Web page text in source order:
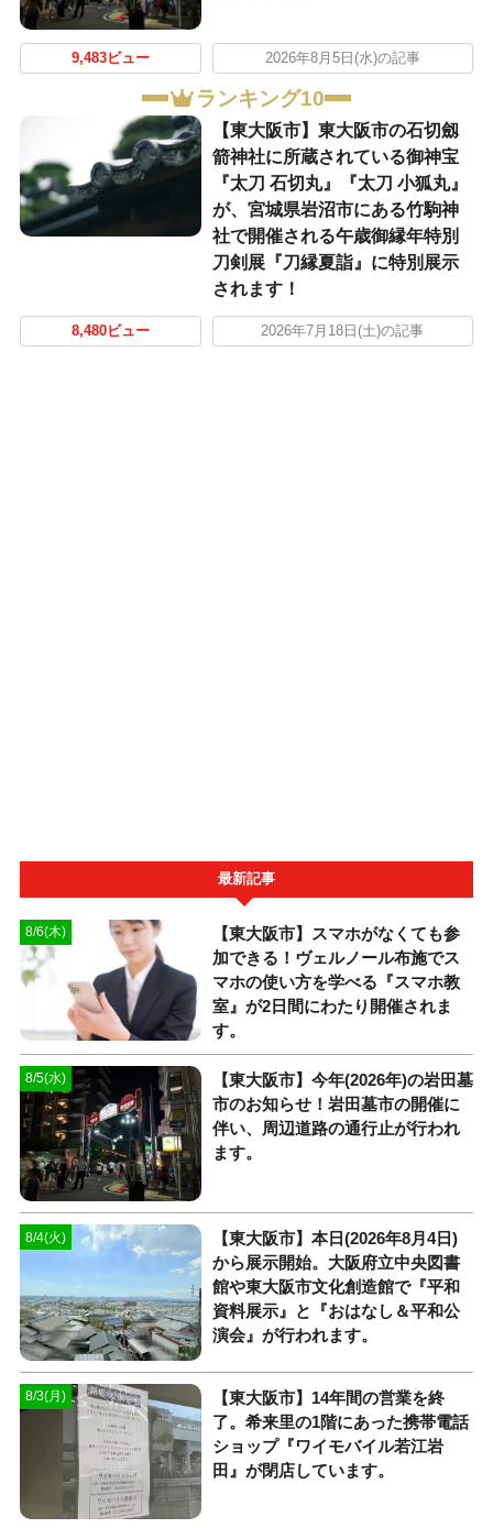
9,483ビュー 2026年8月5日(水)の記事
ランキング10
【東大阪市】東大阪市の石切劔
箭神社に所蔵されている御神宝
『太刀 石切丸』『太刀 小狐丸』
が、宮城県岩沼市にある竹駒神
社で開催される午歳御縁年特別
刀剣展『刀縁夏詣』に特別展示
されます！
8,480ビュー 2026年7月18日(土)の記事
最新記事
8/6(木)
【東大阪市】スマホがなくても参
加できる！ヴェルノール布施でス
マホの使い方を学べる『スマホ教
室』が2日間にわたり開催されま
す。
8/5(水)
【東大阪市】今年(2026年)の岩田墓
市のお知らせ！岩田墓市の開催に
伴い、周辺道路の通行止が行われ
ます。
8/4(火)
【東大阪市】本日(2026年8月4日)
から展示開始。大阪府立中央図書
館や東大阪市文化創造館で『平和
資料展示』と『おはなし＆平和公
演会』が行われます。
8/3(月)
【東大阪市】14年間の営業を終
了。希来里の1階にあった携帯電話
ショップ『ワイモバイル若江岩
田』が閉店しています。